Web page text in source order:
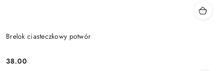
Brelok ciasteczkowy potwór
Cena:
38.00